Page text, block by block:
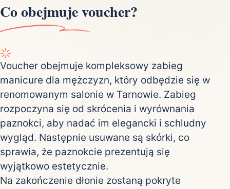
Co obejmuje voucher?
Voucher obejmuje kompleksowy zabieg
manicure dla mężczyzn, który odbędzie się w
renomowanym salonie w Tarnowie. Zabieg
rozpoczyna się od skrócenia i wyrównania
paznokci, aby nadać im elegancki i schludny
wygląd. Następnie usuwane są skórki, co
sprawia, że paznokcie prezentują się
wyjątkowo estetycznie.
Na zakończenie dłonie zostaną pokryte